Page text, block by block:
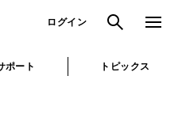
ログイン 検索 メニュ
ポート トピックス